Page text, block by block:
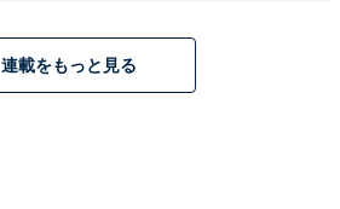
連載をもっと見る